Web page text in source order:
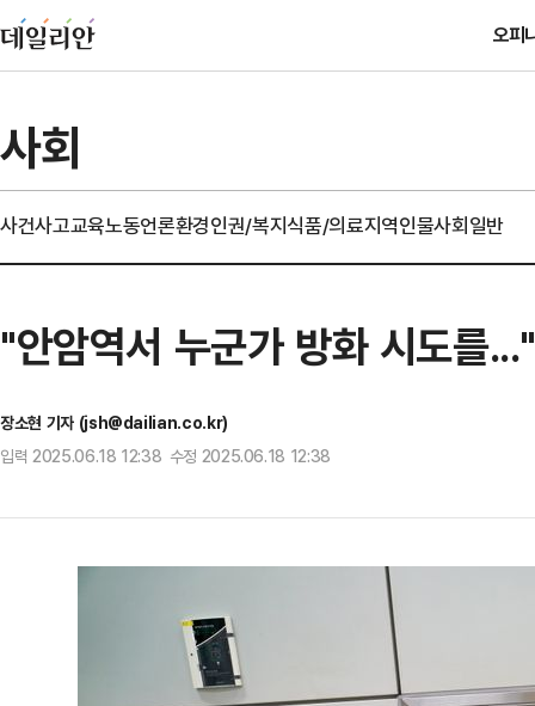
오피
사회
사건사고교육노동언론환경인권/복지식품/의료지역인물사회일반
"안암역서 누군가 방화 시도를
장소현 기자 (jsh@dailian.co.kr)
입력 2025.06.18 12:38 수정 2025.06.18 12:38